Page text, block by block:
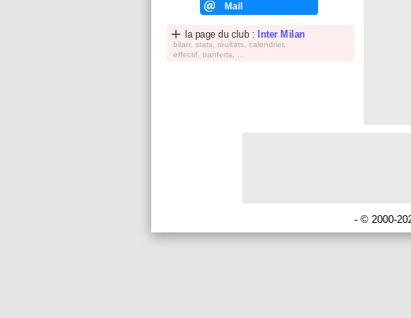
Mail
la page du club : Inter Milan
bilan, stats, réultats, calendrier,
effectif, tranferts, ...
- © 2000-